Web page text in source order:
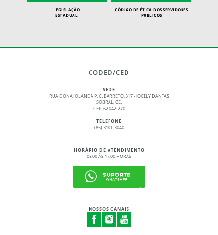
LEGISLAÇÃO
ESTADUAL
CÓDIGO DE ÉTICA DOS SERVIDORES
PÚBLICOS
CODED/CED
SEDE
RUA DONA IOLANDA P. C. BARRETO, 317 - JOCELY DANTAS
SOBRAL, CE.
CEP: 62.042-270
TELEFONE
(85) 3101-3040
.
HORÁRIO DE ATENDIMENTO
08:00 ÀS 17:00 HORAS
NOSSOS CANAIS